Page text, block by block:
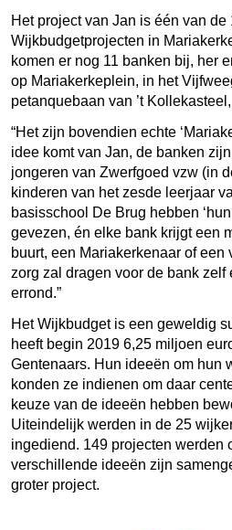
Het project van Jan is één van
Wijkbudgetprojecten in
komen er nog 11 banken bij, her
op Mariakerkeplein, in het
petanquebaan van ’t
“Het zijn bovendien echte
idee komt van Jan, de banken
jongeren van Zwerfgoed vzw (in
kinderen van het zesde leerjaar
basisschool De Brug hebben
gevezen, én elke bank krijgt een
buurt, een Mariakerkenaar of een
zorg zal dragen voor de bank zelf
errond.”
Het Wijkbudget is een geweldig
heeft begin 2019 6,25 miljoen
Gentenaars. Hun ideeën om hun
konden ze indienen om daar
keuze van de ideeën hebben
Uiteindelijk werden in de 25
ingediend. 149 projecten werden
verschillende ideeën zijn
groter project.